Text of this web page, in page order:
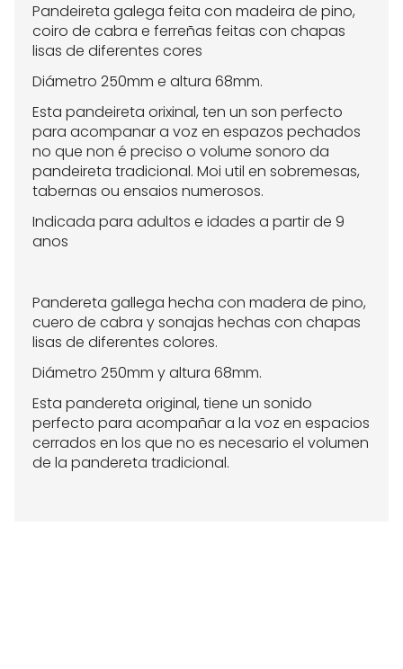
Pandeireta galega feita con madeira de pino,
coiro de cabra e ferreñas feitas con chapas
lisas de diferentes cores
Diámetro 250mm e altura 68mm.
Esta pandeireta orixinal, ten un son perfecto
para acompanar a voz en espazos pechados
no que non é preciso o volume sonoro da
pandeireta tradicional. Moi util en sobremesas,
tabernas ou ensaios numerosos.
Indicada para adultos e idades a partir de 9
anos
Pandereta gallega hecha con madera de pino,
cuero de cabra y sonajas hechas con chapas
lisas de diferentes colores.
Diámetro 250mm y altura 68mm.
Esta pandereta original, tiene un sonido
perfecto para acompañar a la voz en espacios
cerrados en los que no es necesario el volumen
de la pandereta tradicional.